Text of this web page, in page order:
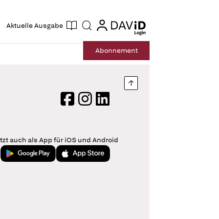
Aktuelle Ausgabe Suche login
login
Abonnement
Nach oben springen
FacebookInstagram
LinkedIn
auch als App für iOS und Android
Jetzt bei Google PlayLaden im App Store